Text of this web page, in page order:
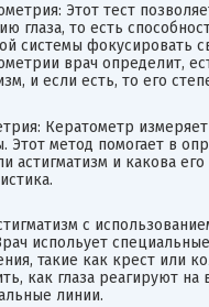
Этот тест
глаза, то есть
системы фокусировать
врач определит,
и если есть, то его
Кератометр
Этот метод помогает в
астигматизм и какова его
с
испольует
такие как крест или
как глаза реагируют на
линии.